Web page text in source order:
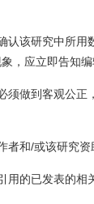
认该研究中所用
，应立即告知编
须做到客观公正
者和/或该研究资
的已发表的相